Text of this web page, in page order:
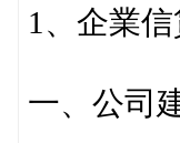
1、企業
一、公司